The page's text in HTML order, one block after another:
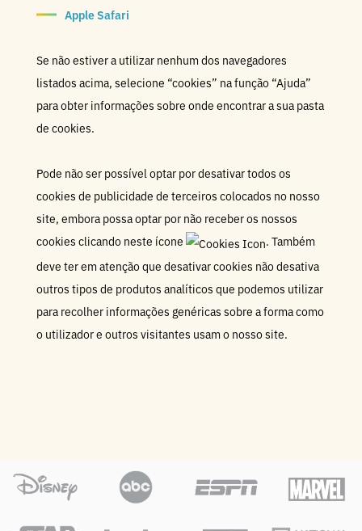
Apple Safari
Se não estiver a utilizar nenhum dos navegadores
listados acima, selecione “cookies” na função “Ajuda”
para obter informações sobre onde encontrar a sua pasta
de cookies.
Pode não ser possível optar por desativar todos os
cookies de publicidade de terceiros colocados no nosso
site, embora possa optar por não receber os nossos
cookies clicando neste ícone
. Também
deve ter em atenção que desativar cookies não desativa
outros tipos de produtos analíticos que podemos utilizar
para recolher informações genéricas sobre a forma como
o utilizador e outros visitantes usam o nosso site.